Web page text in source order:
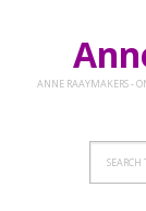
ANNE RAAYMAKERS -